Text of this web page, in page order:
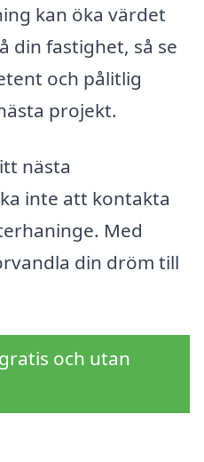
kan öka värdet
din fastighet, så se
och pålitlig
projekt.
nästa
inte att kontakta
Med
din dröm till
och utan